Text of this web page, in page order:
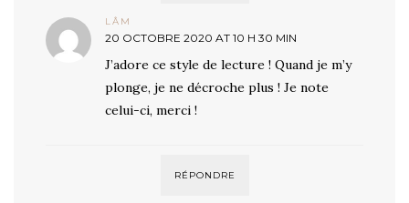
LÂM
20 OCTOBRE 2020 AT 10 H 30 MIN
J’adore ce style de lecture ! Quand je m’y
plonge, je ne décroche plus ! Je note
celui-ci, merci !
RÉPONDRE